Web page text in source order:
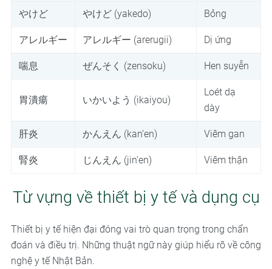
やけど やけど (yakedo) Bỏng
アレルギー アレルギー (arerugii) Dị ứng
喘息 ぜんそく (zensoku) Hen suyễn
胃潰瘍 いかいよう (ikaiyou)
Loét dạ
dày
肝炎 かんえん (kan’en) Viêm gan
腎炎 じんえん (jin’en) Viêm thận
Từ vựng về thiết bị y tế và dụng cụ
Thiết bị y tế hiện đại đóng vai trò quan trọng trong chẩn
đoán và điều trị. Những thuật ngữ này giúp hiểu rõ về công
nghệ y tế Nhật Bản.